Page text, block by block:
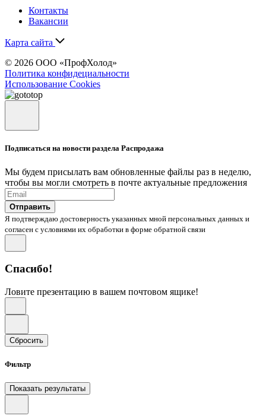
Контакты
Вакансии
Карта сайта
© 2026 ООО «ПрофХолод»
Политика конфидециальности
Использование Cookies
Подписаться на новости раздела Распродажа
Мы будем присылать вам обновленные файлы раз в неделю,
чтобы вы могли смотреть в почте актуальные предложения
Отправить
Я подтверждаю достоверность указанных мной персональных данных и
согласен с условиями их обработки в форме обратной связи
Спасибо!
Ловите презентацию в вашем почтовом ящике!
Сбросить
Фильтр
Показать результаты